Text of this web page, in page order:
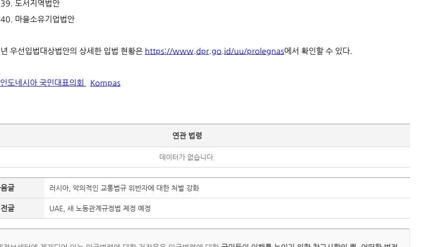
39. 도서지역법안
40. 마을소유기업법안
우선입법대상법안의 상세한 입법 현황은 https://www.dpr.go.id/uu/prolegnas에서 확인할 수 있다.
인도네시아 국민대표의회 Kompas
연관 법령
데이터가 없습니다.
글 러시아, 악의적인 교통법규 위반자에 대한 처벌 강화
글 UAE, 새 노동관계규정법 제정 예정